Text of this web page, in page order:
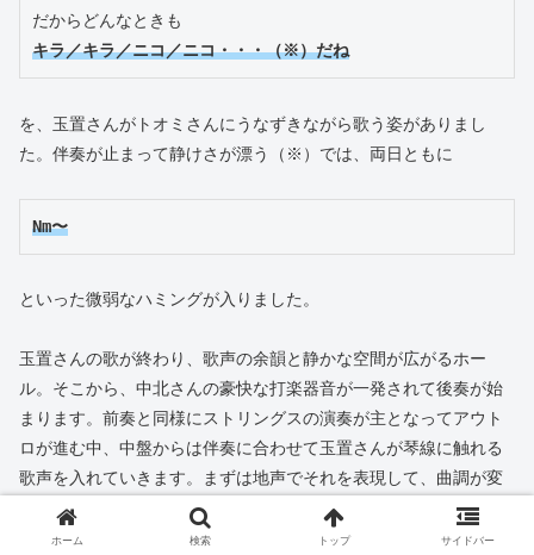
だからどんなときも
キラ／キラ／ニコ／ニコ・・・（※）だね
を、玉置さんがトオミさんにうなずきながら歌う姿がありまし
た。伴奏が止まって静けさが漂う（※）では、両日ともに
Nm〜
といった微弱なハミングが入りました。
玉置さんの歌が終わり、歌声の余韻と静かな空間が広がるホー
ル。そこから、中北さんの豪快な打楽器音が一発されて後奏が始
まります。前奏と同様にストリングスの演奏が主となってアウト
ロが進む中、中盤からは伴奏に合わせて玉置さんが琴線に触れる
歌声を入れていきます。まずは地声でそれを表現して、曲調が変
わるところから裏声に切り替えるスタイル。豪快な地声も繊細な
裏声も、ともにまっすぐな歌声が会場に響き渡り、曲が終了を迎
ホーム 検索 トップ サイドバー